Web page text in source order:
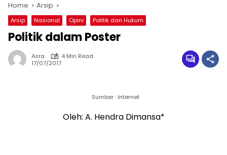
Home Arsip
Arsip Nasional Opini Politik dan Hukum
Politik dalam Poster
Asra
4 Min Read
17/07/2017
Sumber : Internet
Oleh: A. Hendra Dimansa*